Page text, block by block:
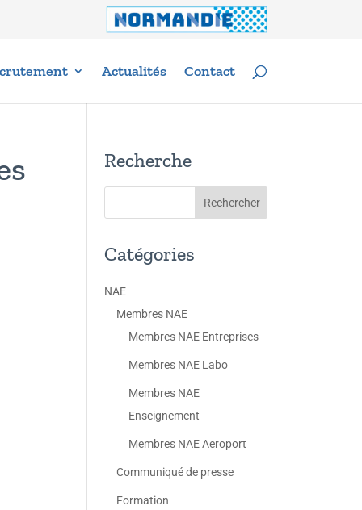
Actualités Contact
Recherche
Catégories
NAE
Membres NAE
Membres NAE Entreprises
Membres NAE Labo
Membres NAE
Enseignement
Membres NAE Aeroport
Communiqué de presse
Formation